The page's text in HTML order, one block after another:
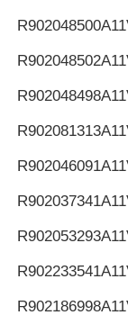
R902048500
R902048502
R902048498
R902081313
R902046091
R902037341
R902053293
R902233541
R902186998